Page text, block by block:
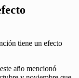
tiene un efecto
año mencionó